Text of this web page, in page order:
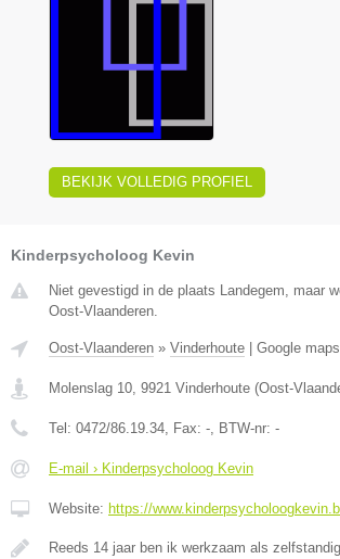
BEKIJK VOLLEDIG PROFIEL
Kinderpsycholoog Kevin
Niet gevestigd in de plaats Landegem, maar
Oost-Vlaanderen.
Oost-Vlaanderen » Vinderhoute | Google maps
Molenslag 10 9921 Vinderhoute (Oost-
Tel: 0472/86.19.34 , Fax: - , BTW-nr: -
E-mail › Kinderpsycholoog Kevin
Website: https://
Reeds 14 jaar ben ik werkzaam als